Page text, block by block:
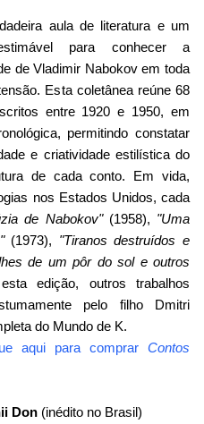
aula de literatura e um
para conhecer a
de Vladimir Nabokov em toda
Esta coletânea reúne 68
entre 1920 e 1950, em
permitindo constatar
e criatividade estilística do
de cada conto. Em vida,
nos Estados Unidos, cada
de Nabokov" (1958), "Uma
(1973), "Tiranos destruídos e
de um pôr do sol e outros
edição, outros trabalhos
pelo filho Dmitri
do Mundo de K.
aqui para comprar Contos
Don (inédito no Brasil)